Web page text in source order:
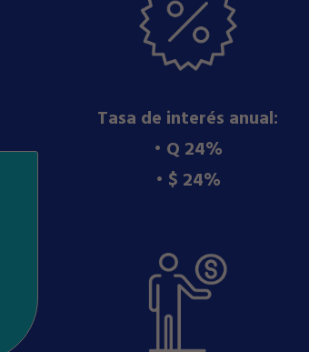
Tasa de interés anual:
•⁠ ⁠Q 24%
•⁠ ⁠$ 24%